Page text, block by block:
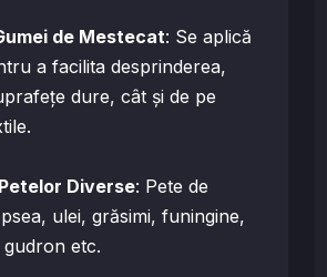
de Mestecat: Se aplică
a facilita desprinderea,
dure, cât și de pe
Diverse: Pete de
ulei, grăsimi, funingine,
etc.